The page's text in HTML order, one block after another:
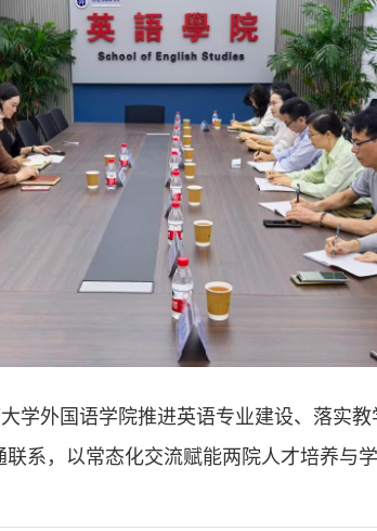
学外国语学院推进英语专业建设、落实
系，以常态化交流赋能两院人才培养与